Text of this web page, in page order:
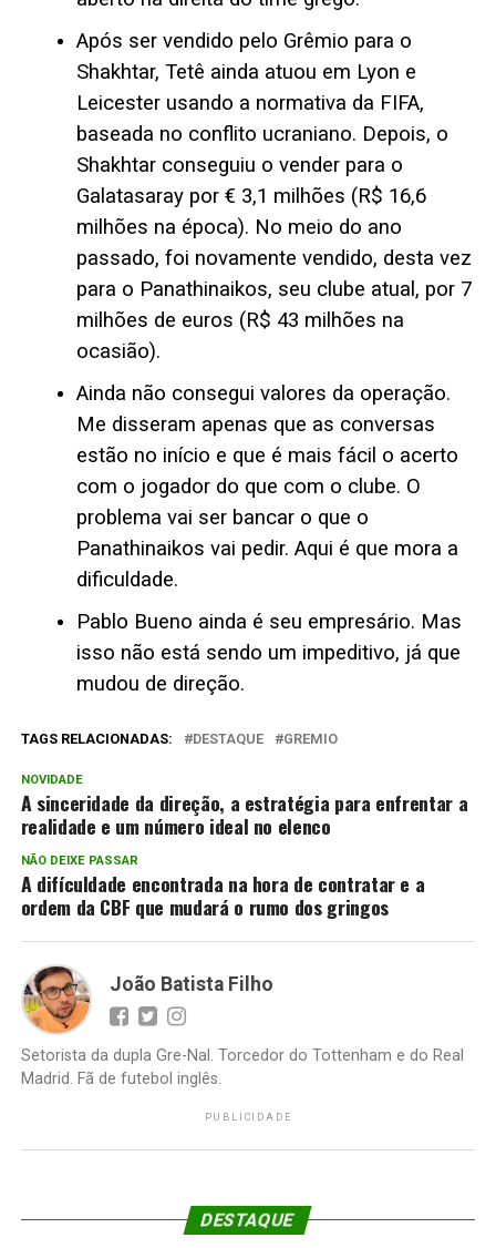
Após ser vendido pelo Grêmio para o
Shakhtar, Tetê ainda atuou em Lyon e
Leicester usando a normativa da FIFA,
baseada no conflito ucraniano. Depois, o
Shakhtar conseguiu o vender para o
Galatasaray por € 3,1 milhões (R$ 16,6
milhões na época). No meio do ano
passado, foi novamente vendido, desta vez
para o Panathinaikos, seu clube atual, por 7
milhões de euros (R$ 43 milhões na
ocasião).
Ainda não consegui valores da operação.
Me disseram apenas que as conversas
estão no início e que é mais fácil o acerto
com o jogador do que com o clube. O
problema vai ser bancar o que o
Panathinaikos vai pedir. Aqui é que mora a
dificuldade.
Pablo Bueno ainda é seu empresário. Mas
isso não está sendo um impeditivo, já que
mudou de direção.
TAGS RELACIONADAS: DESTAQUE GREMIO
NOVIDADE
A sinceridade da direção, a estratégia para enfrentar a
realidade e um número ideal no elenco
NÃO DEIXE PASSAR
A difículdade encontrada na hora de contratar e a
ordem da CBF que mudará o rumo dos gringos
João Batista Filho
Setorista da dupla Gre-Nal. Torcedor do Tottenham e do Real
Madrid. Fã de futebol inglês.
PUBLICIDADE
DESTAQUE